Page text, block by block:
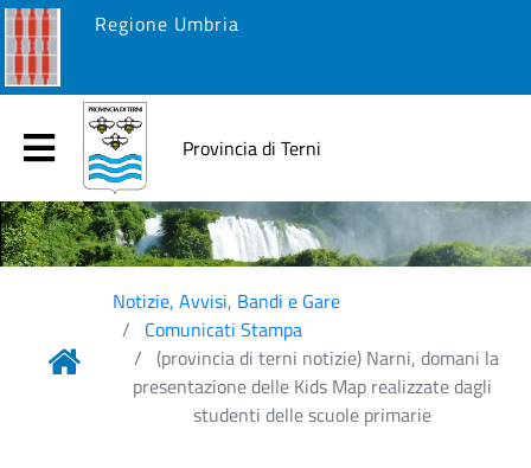
Regione Umbria
Provincia di Terni
Notizie, Avvisi, Bandi e Gare
Comunicati Stampa
(provincia di terni notizie) Narni, domani la
presentazione delle Kids Map realizzate dagli
studenti delle scuole primarie